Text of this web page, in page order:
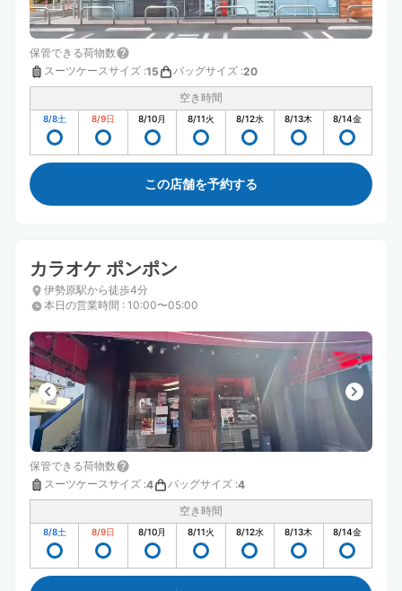
保管できる荷物数
スーツケースサイズ :15 バッグサイズ :20
空き時間
8/8土 8/9日 8/10月 8/11火 8/12水 8/13木 8/14金
この店舗を予約する
カラオケ ポンポン
伊勢原駅から徒歩4分
本日の営業時間 : 10:00〜05:00
保管できる荷物数
スーツケースサイズ :4 バッグサイズ :4
空き時間
8/8土 8/9日 8/10月 8/11火 8/12水 8/13木 8/14金